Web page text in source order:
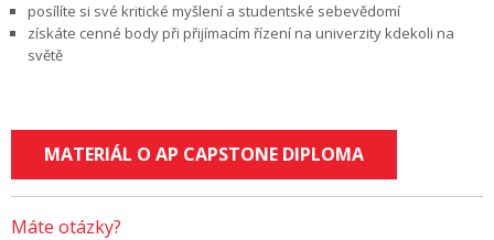
posílíte si své kritické myšlení a studentské sebevědomí
získáte cenné body při přijímacím řízení na univerzity kdekoli na
světě
MATERIÁL O AP CAPSTONE DIPLOMA
Máte otázky?